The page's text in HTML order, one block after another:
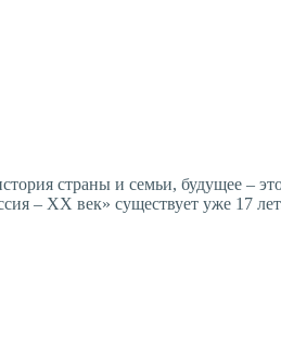
страны и семьи, будущее –
– ХХ век» существует уже 17